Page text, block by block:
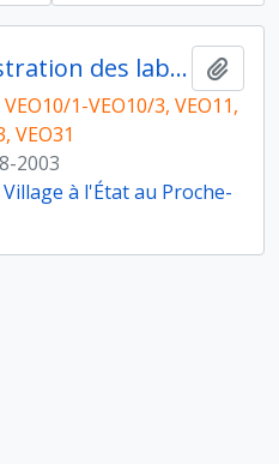
Direction et administration des laboratoires puis de l'équipe
1-VEO10/3, VEO11,
VEO31
2003
à l'État au Proche-